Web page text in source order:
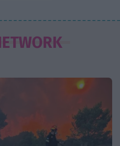
62 της
με την